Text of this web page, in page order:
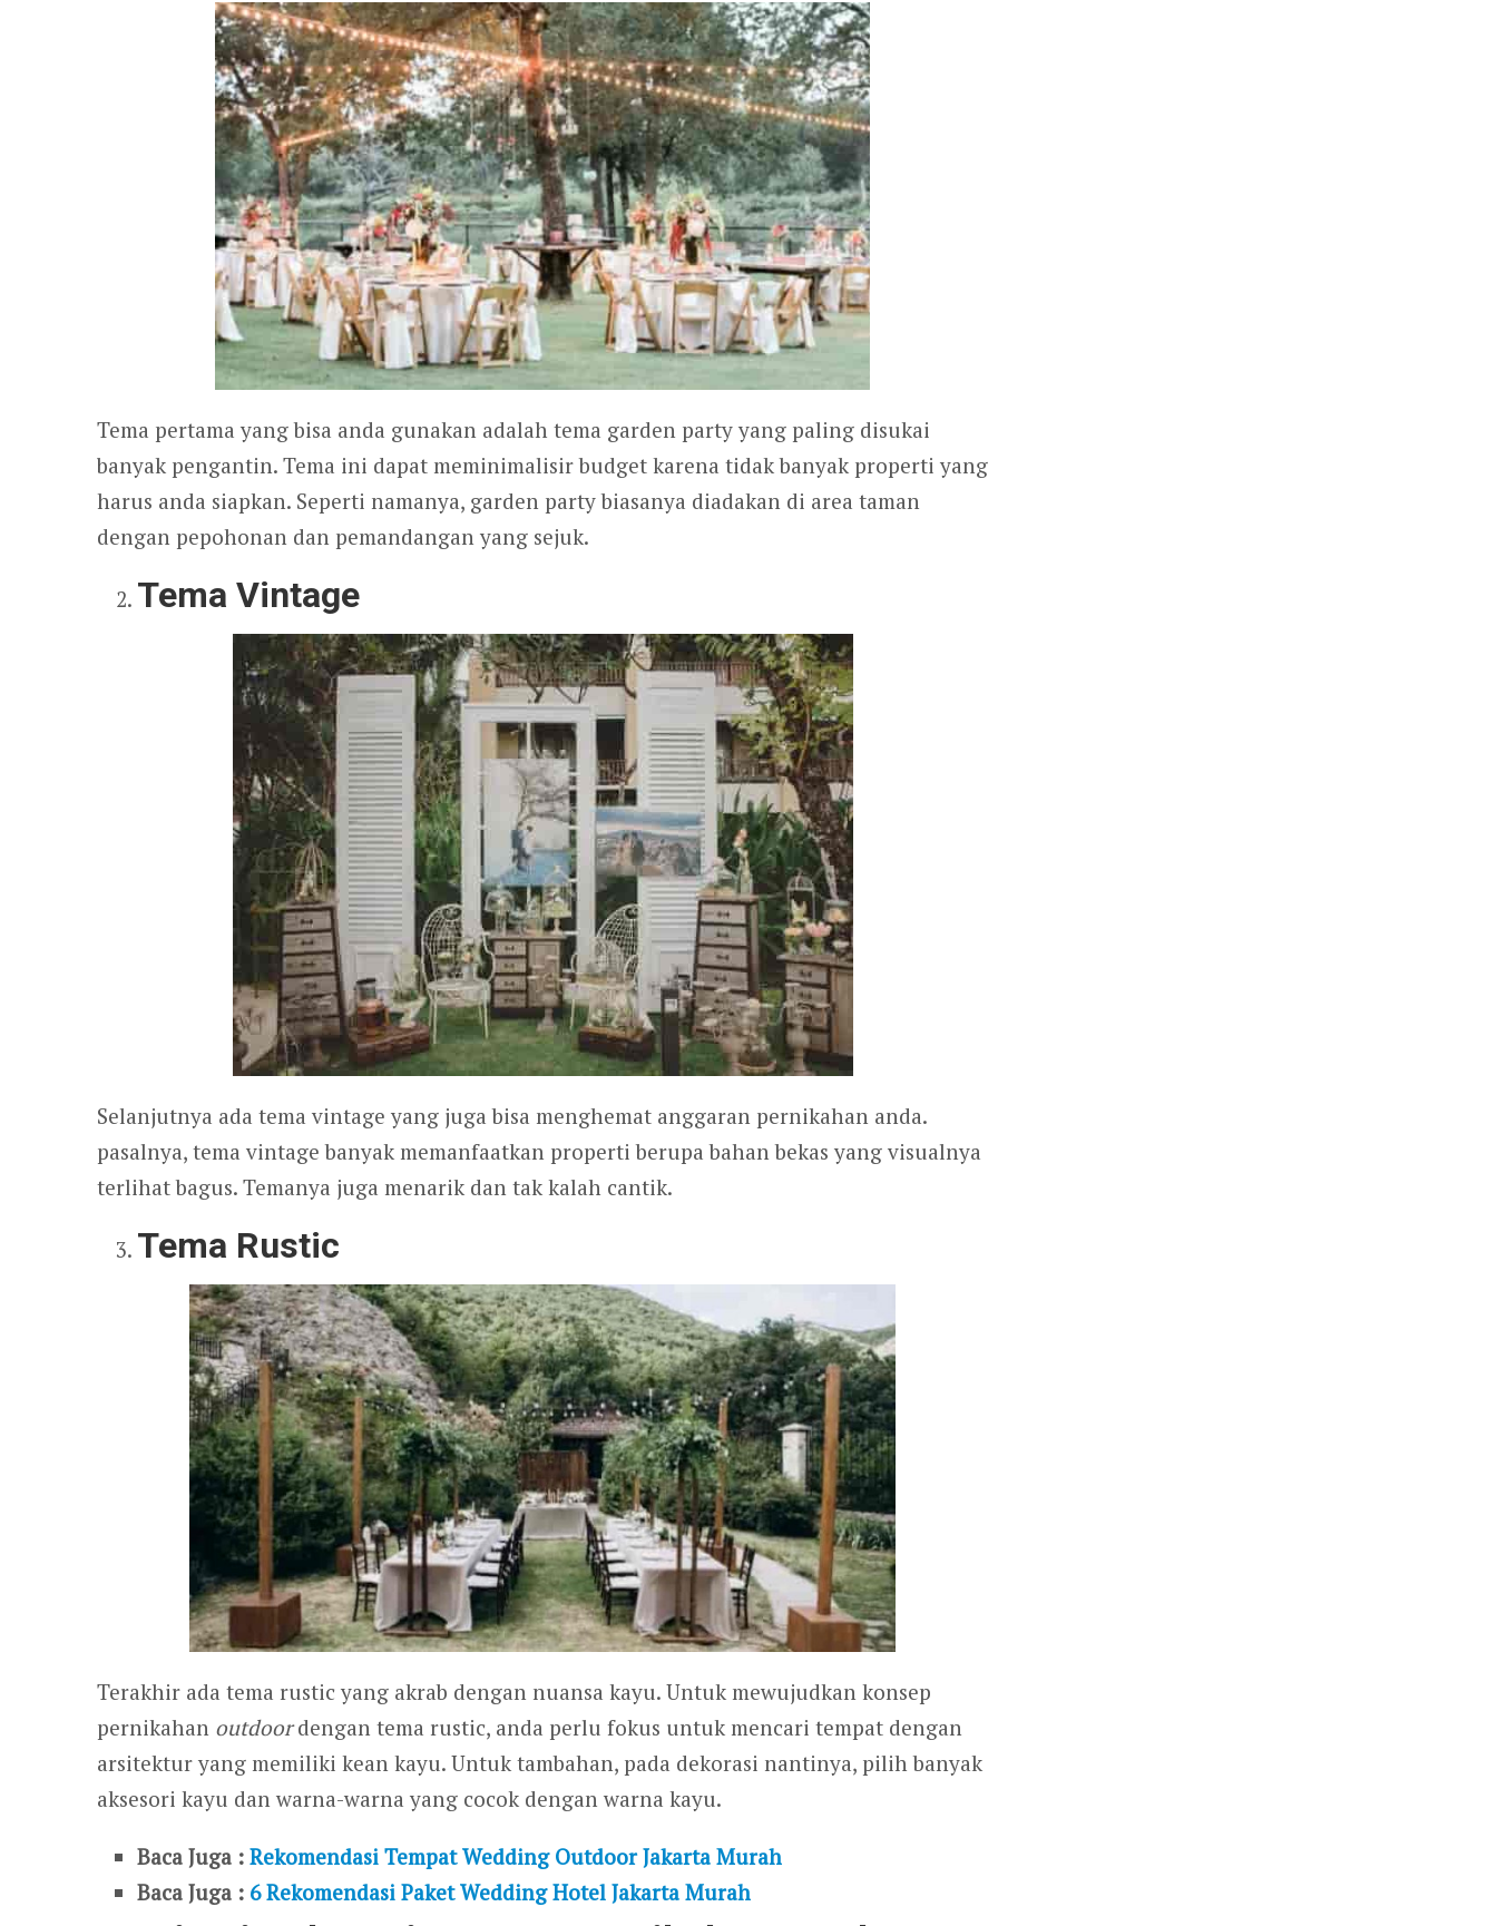
Tema pertama yang bisa anda gunakan adalah tema garden party yang paling disukai
banyak pengantin. Tema ini dapat meminimalisir budget karena tidak banyak properti yang
harus anda siapkan. Seperti namanya, garden party biasanya diadakan di area taman
dengan pepohonan dan pemandangan yang sejuk.
Tema Vintage
Selanjutnya ada tema vintage yang juga bisa menghemat anggaran pernikahan anda.
pasalnya, tema vintage banyak memanfaatkan properti berupa bahan bekas yang visualnya
terlihat bagus. Temanya juga menarik dan tak kalah cantik.
Tema Rustic
Terakhir ada tema rustic yang akrab dengan nuansa kayu. Untuk mewujudkan konsep
pernikahan outdoordengan tema rustic, anda perlu fokus untuk mencari tempat dengan
arsitektur yang memiliki kean kayu. Untuk tambahan, pada dekorasi nantinya, pilih banyak
aksesori kayu dan warna-warna yang cocok dengan warna kayu.
Baca Juga :Rekomendasi Tempat Wedding Outdoor Jakarta Murah
Baca Juga : 6 Rekomendasi Paket Wedding Hotel Jakarta Murah